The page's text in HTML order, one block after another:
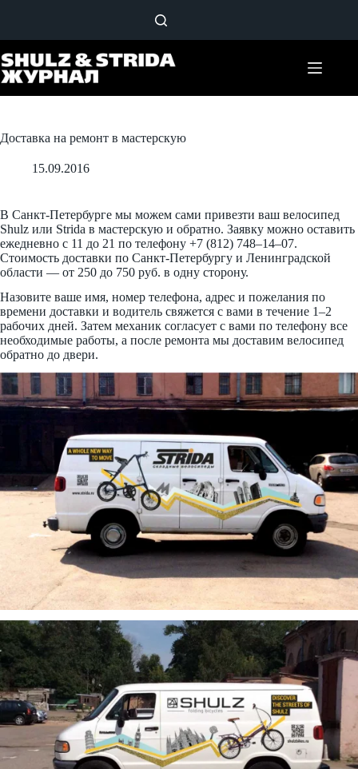
Доставка на ремонт в мастерскую
15.09.2016
В Санкт-Петербурге мы можем сами привезти ваш велосипед
Shulz или Strida в мастерскую и обратно. Заявку можно оставить
ежедневно с 11 до 21 по телефону +7 (812) 748–14–07.
Стоимость доставки по Санкт-Петербургу и Ленинградской
области — от 250 до 750 руб. в одну сторону.
Назовите ваше имя, номер телефона, адрес и пожелания по
времени доставки и водитель свяжется с вами в течение 1–2
рабочих дней. Затем механик согласует с вами по телефону все
необходимые работы, а после ремонта мы доставим велосипед
обратно до двери.